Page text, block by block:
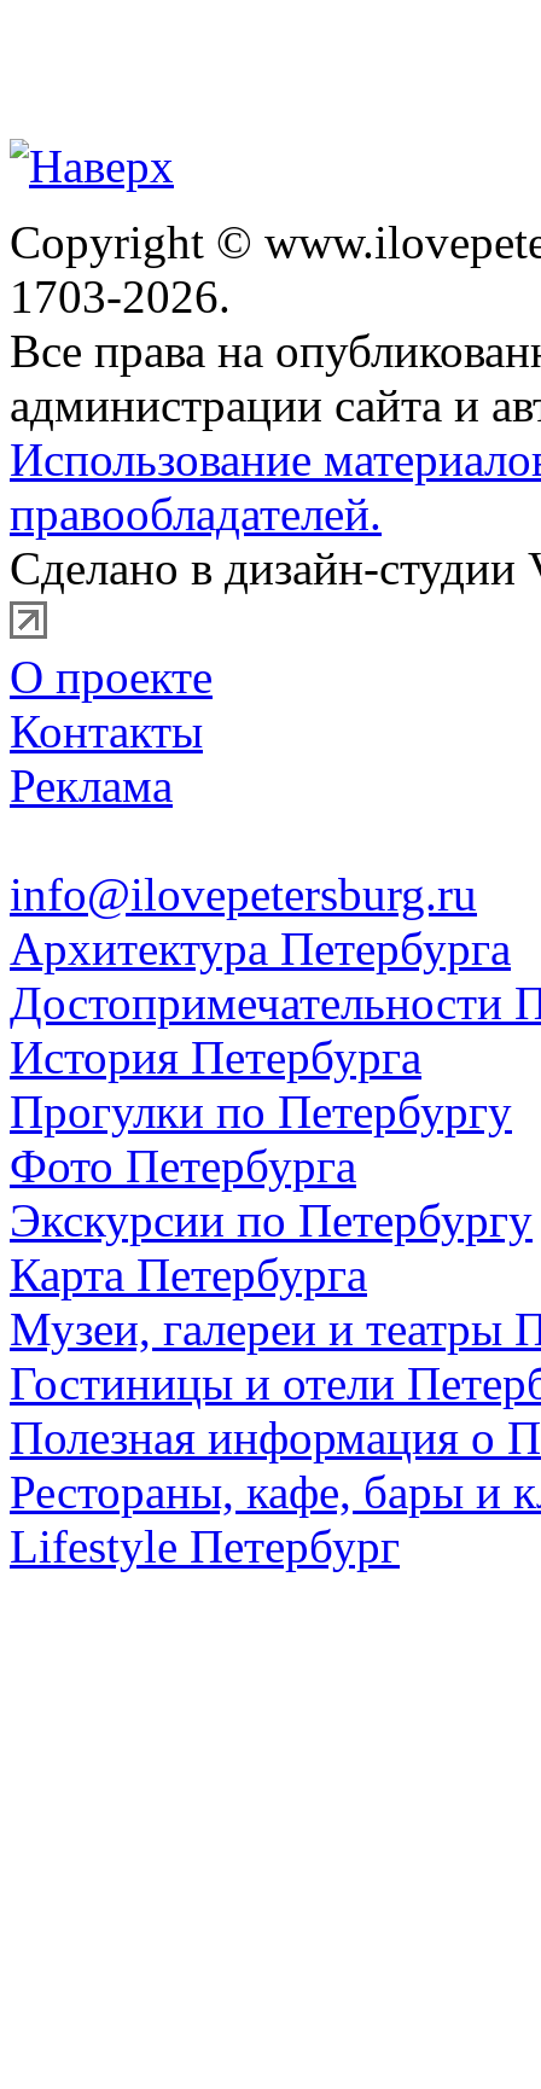
Copyright ©
1703-2026.
Все права на
администрации сайта и
Использование
правообладателей.
Сделано в дизайн-студии
О проекте
Контакты
Реклама
info@ilovepetersburg.ru
Архитектура Петербурга
Достопримечательности
История Петербурга
Прогулки по Петербургу
Фото Петербурга
Экскурсии по Петербургу
Карта Петербурга
Музеи, галереи и театры
Гостиницы и отели
Полезная информация о
Рестораны, кафе, бары и
Lifestyle Петербург